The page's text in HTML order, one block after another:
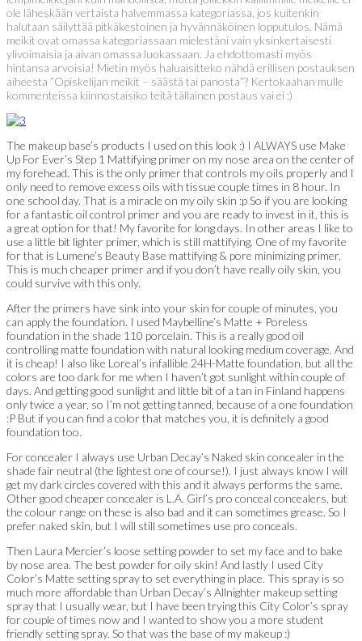
ole läheskään vertaista halvemmassa kategoriassa, jos kuitenkin
halutaan säilyttää pitkäkestoinen ja hyvännäköinen lopputulos. Nämä
meikit ovat omassa kategoriassaan mielestäni vain yksinkertaisesti
ylivoimaisia ja aivan omassa luokassaan. Ja ehdottomasti myös
hintansa arvoisia! Mietin myös haluaisitteko nähdä erillisen postauksen
aiheesta ”Opiskelijan meikit – säästä tai panosta”? Kertokaahan mulle
kommenteissa kiinnostaisiko teitä tällainen postaus vai ei :)
The makeup base’s products I used on this look :) I ALWAYS use Make
Up For Ever’s Step 1 Mattifying primer on my nose area on the center of
my forehead. This is the only primer that controls my oils properly and I
only need to remove excess oils with tissue couple times in 8 hour. In
one school day. That is a miracle on my oily skin :p So if you are looking
for a fantastic oil control primer and you are ready to invest in it, this is
a great option for that! My favorite for long days. In other areas I like to
use a little bit lighter primer, which is still mattifying. One of my favorite
for that is Lumene’s Beauty Base mattifying & pore minimizing primer.
This is much cheaper primer and if you don’t have really oily skin, you
could survive with this only.
After the primers have sink into your skin for couple of minutes, you
can apply the foundation. I used Maybelline’s Matte + Poreless
foundation in the shade 110 porcelain. This is a really good oil
controlling matte foundation with natural looking medium coverage. And
it is cheap! I also like Loreal’s infallible 24H-Matte foundation, but all the
colors are too dark for me when I haven’t got sunlight within couple of
days. And getting good sunlight and little bit of a tan in Finland happens
only twice a year, so I’m not getting tanned, because of a one foundation
:P But if you can find a color that matches you, it is definitely a good
foundation too.
For concealer I always use Urban Decay’s Naked skin concealer in the
shade fair neutral (the lightest one of course!). I just always know I will
get my dark circles covered with this and it always performs the same.
Other good cheaper concealer is L.A. Girl’s pro conceal concealers, but
the colour range on these is also bad and it can sometimes grease. So I
prefer naked skin, but I will still sometimes use pro conceals.
Then Laura Mercier’s loose setting powder to set my face and to bake
by nose area. The best powder for oily skin! And lastly I used City
Color’s Matte setting spray to set everything in place. This spray is so
much more affordable than Urban Decay’s Allnighter makeup setting
spray that I usually wear, but I have been trying this City Color’s spray
for couple of times now and I wanted to show you a more student
friendly setting spray. So that was the base of my makeup :)